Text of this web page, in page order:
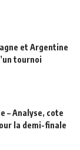
et Argentine
tournoi
– Analyse, cote
la demi-finale